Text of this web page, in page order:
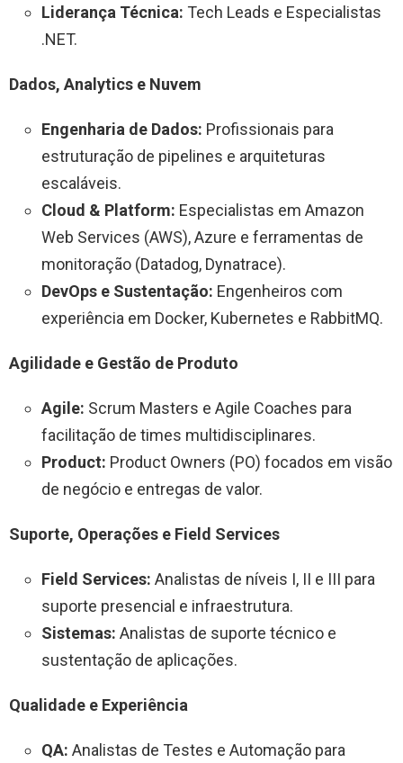
Liderança Técnica: Tech Leads e Especialistas
.NET.
Dados, Analytics e Nuvem
Engenharia de Dados: Profissionais para
estruturação de pipelines e arquiteturas
escaláveis.
Cloud & Platform: Especialistas em Amazon
Web Services (AWS), Azure e ferramentas de
monitoração (Datadog, Dynatrace).
DevOps e Sustentação: Engenheiros com
experiência em Docker, Kubernetes e RabbitMQ.
Agilidade e Gestão de Produto
Agile: Scrum Masters e Agile Coaches para
facilitação de times multidisciplinares.
Product: Product Owners (PO) focados em visão
de negócio e entregas de valor.
Suporte, Operações e Field Services
Field Services: Analistas de níveis I, II e III para
suporte presencial e infraestrutura.
Sistemas: Analistas de suporte técnico e
sustentação de aplicações.
Qualidade e Experiência
QA: Analistas de Testes e Automação para